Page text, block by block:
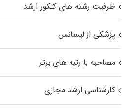
ظرفیت رشته های کنکور ارشد
پزشکی از لیسانس
مصاحبه با رتبه های برتر
کارشناسی ارشد مجازی